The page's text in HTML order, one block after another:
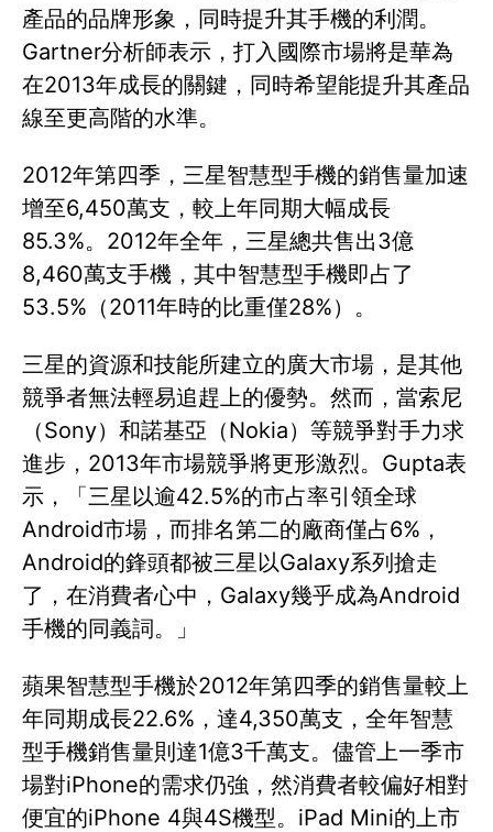
產品的品牌形象，同時提升其手機的利潤。
Gartner分析師表示，打入國際市場將是華為
在2013年成長的關鍵，同時希望能提升其產品
線至更高階的水準。
2012年第四季，三星智慧型手機的銷售量加速
增至6,450萬支，較上年同期大幅成長
85.3%。2012年全年，三星總共售出3億
8,460萬支手機，其中智慧型手機即占了
53.5%（2011年時的比重僅28%）。
三星的資源和技能所建立的廣大市場，是其他
競爭者無法輕易追趕上的優勢。然而，當索尼
（Sony）和諾基亞（Nokia）等競爭對手力求
進步，2013年市場競爭將更形激烈。Gupta表
示，「三星以逾42.5%的市占率引領全球
Android市場，而排名第二的廠商僅占6%，
Android的鋒頭都被三星以Galaxy系列搶走
了，在消費者心中，Galaxy幾乎成為Android
手機的同義詞。」
蘋果智慧型手機於2012年第四季的銷售量較上
年同期成長22.6%，達4,350萬支，全年智慧
型手機銷售量則達1億3千萬支。儘管上一季市
場對iPhone的需求仍強，然消費者較偏好相對
便宜的iPhone 4與4S機型。iPad Mini的上市